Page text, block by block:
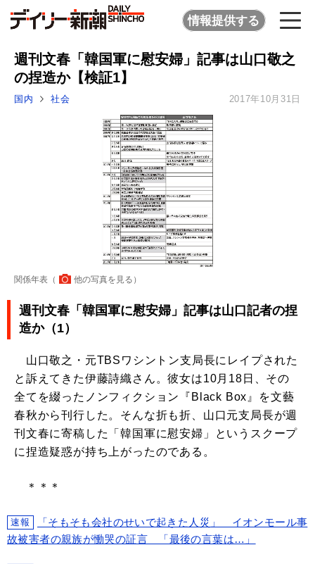
情報提供する
週刊文春「韓国軍に慰安婦」記事は山口敬之
の捏造か【検証1】
国内 社会 2017年10月31日
関係年表（ 他の写真を見る ）
週刊文春「韓国軍に慰安婦」記事は山口記者の捏
造か（1）
山口敬之・元TBSワシントン支局長にレイプされた
と訴えてきた伊藤詩織さん。彼女は10月18日、その
全てを綴ったノンフィクション『Black Box』を文藝
春秋から刊行した。そんな折も折、山口元支局長が週
刊文春に寄稿した「韓国軍に慰安婦」というスクープ
に捏造疑惑が持ち上がったのである。
＊＊＊
速報
「そもそも会社のせいで起きた人災」 イオンモール事
故被害者の親族が慟哭の証言 「最後の言葉は…」